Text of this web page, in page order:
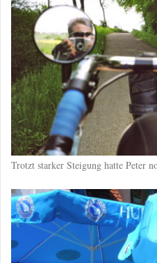
Trotzt starker Steigung hatte Peter